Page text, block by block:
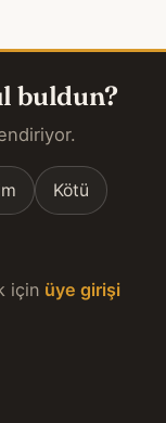
buldun?
Kötü
için üye girişi